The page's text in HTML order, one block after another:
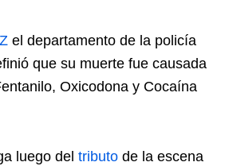
el departamento de la policía
que su muerte fue causada
Oxicodona y Cocaína
luego del tributo de la escena